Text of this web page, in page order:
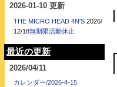
2026-01-10 更新
THE MICRO HEAD 4N'S 2026/
12/18無期限活動休止
最近の更新
2026/04/11
カレンダー/2026-4-15